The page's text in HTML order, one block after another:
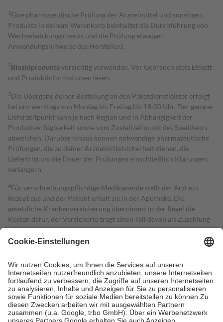
1 Eine pharmazeutische Prüfung der Arzneimittel und sonstigen
Produkte in deinem Warenkorb beinhaltet die Durchführung von
Wechselwirkungschecks und die Prüfung etwaiger
Anwendungshinweise des Herstellers.
2Biozidproduktevorsichtig verwenden. Vor Gebrauch stets Etikett
und Produktinformationen lesen.
3Die Übergabe deiner Bestellung an den Paketdienstleister erfolgt
bei uns werktags von Montag bis Freitag bis 18:00 Uhr. Der genaue
Lieferzeitpunkt kann je nach Region und in Abhängigkeit der
Produktverfügbarkeit sowie vom Zustellzeitpunkt des Spediteurs
abweichen. Darüber hinaus können notwendige pharmazeutische
Prüfungen, die zu deiner Arzneimittelsicherheit dienen, die
Lieferfrist um die Dauer der Prüfungen einschließlich Klärungen
verlängern.
4Für verschreibungspflichtige Medikamente stellt der Arzt ein
Rezept aus und der Patient erhält sie in der Apotheke. Die
gesetzliche Krankenversicherung übernimmt in der Regel die
Kosten dafür, der Versicherte trägt einen Teil davon als Zuzahlung
mit.
Grundsätzlich leisten Mitglieder Zuzahlungen in Höhe von zehn
höchstens zehn Euro.
Es sind jedoch nie mehr als die tatsächlichen
Kosten der Leistung zu entrichten.
Diese Regeln gelten grundsätzlich auch für Online-Apotheken.
Bei Heilmitteln und häuslicher Krankenpflege beträgt die
Zuzahlung zehn Prozent der Kosten sowie zehn Euro je
Verordnung.